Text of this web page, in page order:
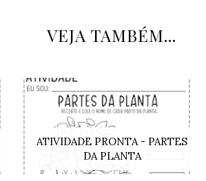
VEJA TAMBÉM...
ATIVIDADE PRONTA - PARTES
DA PLANTA